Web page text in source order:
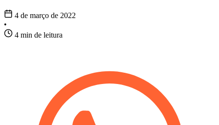
4 de março de 2022
•
4 min de leitura